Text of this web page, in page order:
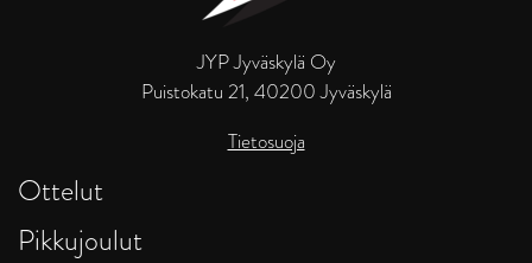
JYP Jyväskylä Oy
Puistokatu 21, 40200 Jyväskylä
Tietosuoja
Ottelut
Pikkujoulut